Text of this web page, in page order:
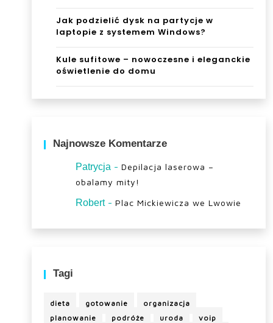
Jak podzielić dysk na partycje w
laptopie z systemem Windows?
Kule sufitowe – nowoczesne i eleganckie
oświetlenie do domu
Najnowsze Komentarze
Patrycja - Depilacja laserowa –
obalamy mity!
Robert- Plac Mickiewicza we Lwowie
Tagi
dieta gotowanie
organizacja
planowanie
podróże uroda
voip